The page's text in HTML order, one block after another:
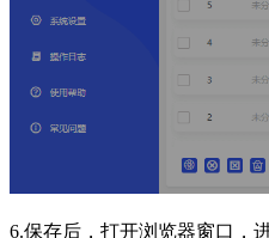
6.保存后，打开浏览器窗口，